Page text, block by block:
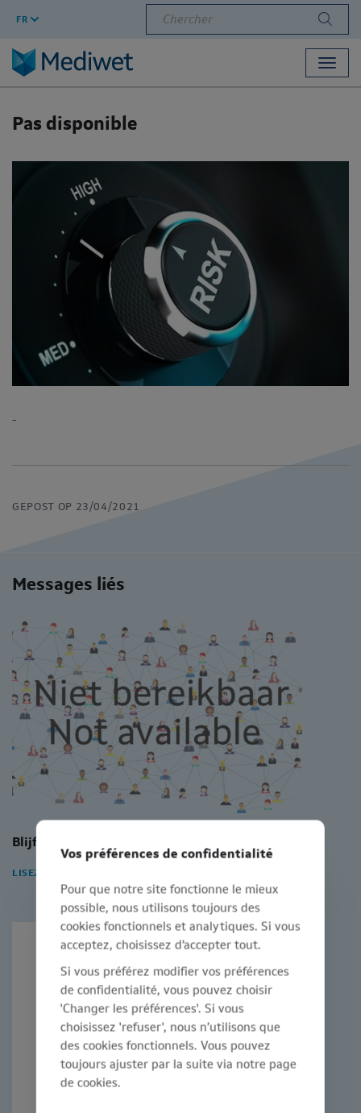
FR Chercher
Pas disponible
-
GEPOST OP 23/04/2021
Messages liés
Blijf gezond door te deconnecteren
LISEZ L'ARTICLE
Vos préférences de confidentialité
Pour que notre site fonctionne le mieux
possible, nous utilisons toujours des
cookies fonctionnels et analytiques. Si vous
acceptez, choisissez d’accepter tout.
Si vous préférez modifier vos préférences
de confidentialité, vous pouvez choisir
'Changer les préférences'. Si vous
choisissez 'refuser', nous n’utilisons que
des cookies fonctionnels. Vous pouvez
toujours ajuster par la suite via notre page
de cookies.